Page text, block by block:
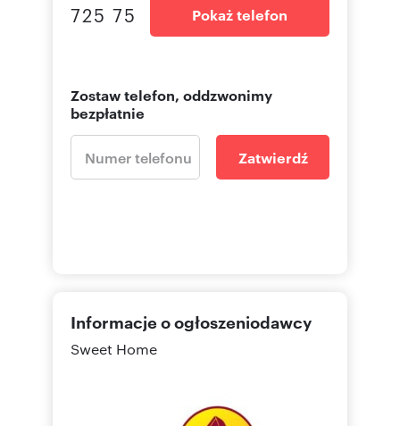
725 75 Pokaż telefon
Zostaw telefon, oddzwonimy
bezpłatnie
Zatwierdź
Informacje o ogłoszeniodawcy
Sweet Home